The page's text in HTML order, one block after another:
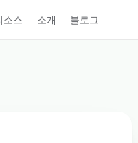
소스 소개 블로그